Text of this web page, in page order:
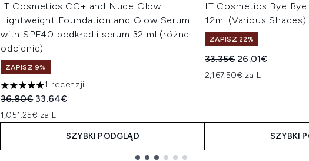
IT Cosmetics CC+ and Nude Glow
Lightweight Foundation and Glow Serum
with SPF40 podkład i serum 32 ml (różne
odcienie)
ZAPISZ 9%
5 gwiazdek na maksymalnie 5
1 recenzji
Sugerowana cena detaliczna:
36.80€ Aktualna cena:
33.64€
1,051.25€ za L
SZYBKI PODGLĄD
IT Cosmetics Bye
12ml (Various Shades)
ZAPISZ 22%
Sugerowana cena
33.35€Aktualna cena:
26.01€
2,167.50€ za L
SZYBKI